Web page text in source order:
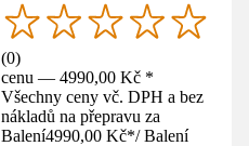
(0)
cenu — 4990,00 Kč *
Všechny ceny vč. DPH a bez
nákladů na přepravu za
Balení4990,00 Kč*/ Balení